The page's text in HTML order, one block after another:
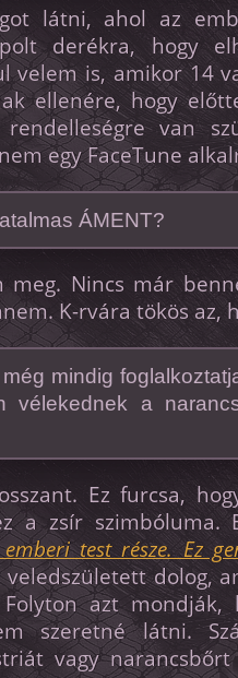
látni, ahol az
derékra, hogy
velem is, amikor 14
ellenére, hogy
van
egy FaceTune
ÁMENT?
meg. Nincs már
K-rvára tökös az,
mindig
vélekednek a
Ez furcsa,
a zsír szimbóluma.
test része. Ez
veledszületett dolog,
azt mondják,
szeretné látni.
vagy